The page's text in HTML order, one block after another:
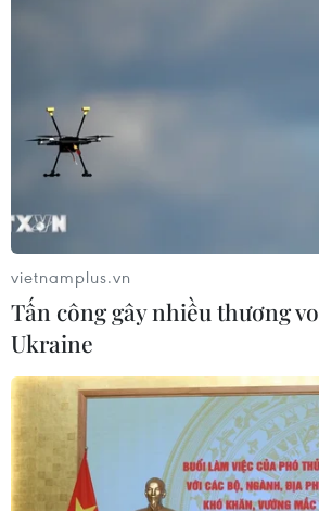
vietnamplus.vn
Tấn công gây nhiều thương
Ukraine